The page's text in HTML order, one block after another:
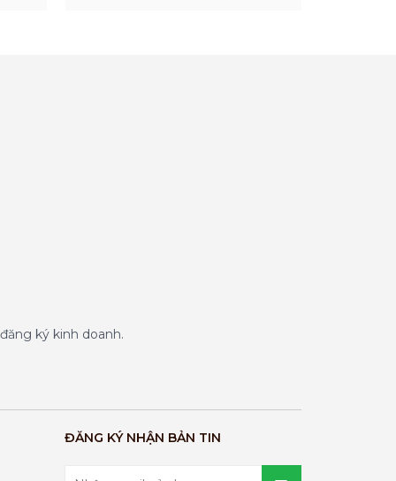
ký kinh doanh.
ĐĂNG KÝ NHẬN BẢN TIN